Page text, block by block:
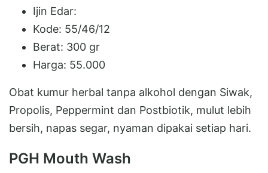
Ijin Edar:
Kode: 55/46/12
Berat: 300 gr
Harga: 55.000
Obat kumur herbal tanpa alkohol dengan Siwak,
Propolis, Peppermint dan Postbiotik, mulut lebih
bersih, napas segar, nyaman dipakai setiap hari.
PGH Mouth Wash